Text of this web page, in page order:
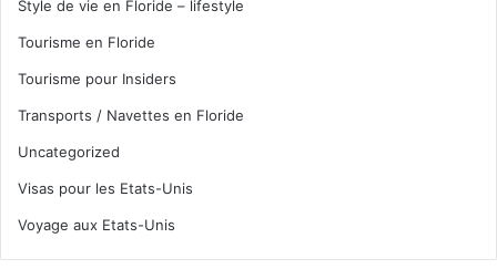
Style de vie en Floride – lifestyle
Tourisme en Floride
Tourisme pour Insiders
Transports / Navettes en Floride
Uncategorized
Visas pour les Etats-Unis
Voyage aux Etats-Unis